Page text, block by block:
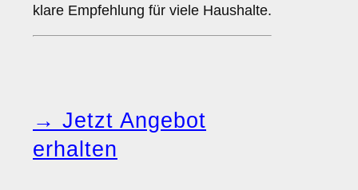
klare Empfehlung für viele Haushalte.
→ Jetzt Angebot
erhalten